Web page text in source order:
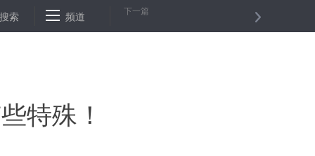
协内蒙古自治区第十二届委员会农牧业委员会主任吴平接受监察调查
搜索 频道 下一篇
特殊！